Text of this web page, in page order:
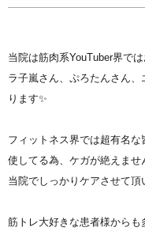
当院は筋肉系YouTuber界で
ラ子嵐さん、ぷろたんさん
ります✨
フィットネス界では超有名
使してる為、ケガが絶えませ
当院でしっかりケアさせて頂
筋トレ大好きな患者様から